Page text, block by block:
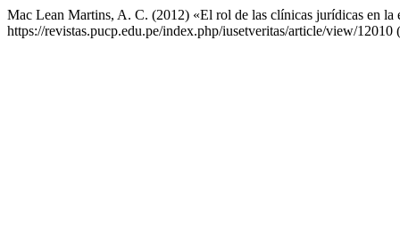
Mac Lean Martins, A. C. (2012) «El rol de las clínicas jurídicas en la
https://revistas.pucp.edu.pe/index.php/iusetveritas/article/view/